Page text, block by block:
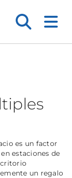
es un factor
estaciones de
un regalo